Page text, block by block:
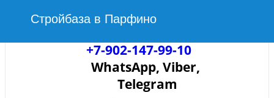
Стройбаза в Парфино
+7-902-147-99-10
WhatsApp, Viber,
Telegram